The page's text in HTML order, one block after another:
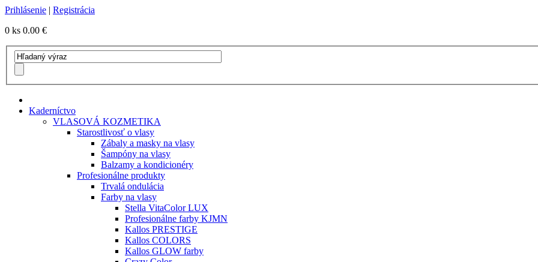
Prihlásenie | Registrácia
0 ks 0.00 €
Kaderníctvo
VLASOVÁ KOZMETIKA
Starostlivosť o vlasy
Zábaly a masky na vlasy
Šampóny na vlasy
Balzamy a kondicionéry
Profesionálne produkty
Trvalá ondulácia
Farby na vlasy
Stella VitaColor LUX
Profesionálne farby KJMN
Kallos PRESTIGE
Kallos COLORS
Kallos GLOW farby